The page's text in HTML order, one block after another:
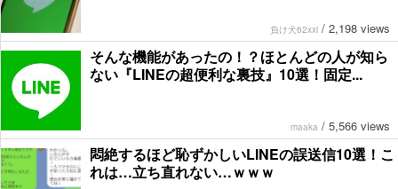
負け犬62xxi / 2,198 views
そんな機能があったの！？ほとんどの人が知ら
ない『LINEの超便利な裏技』10選！固定...
maaka / 5,566 views
悶絶するほど恥ずかしいLINEの誤送信10選！こ
れは…立ち直れない…ｗｗｗ